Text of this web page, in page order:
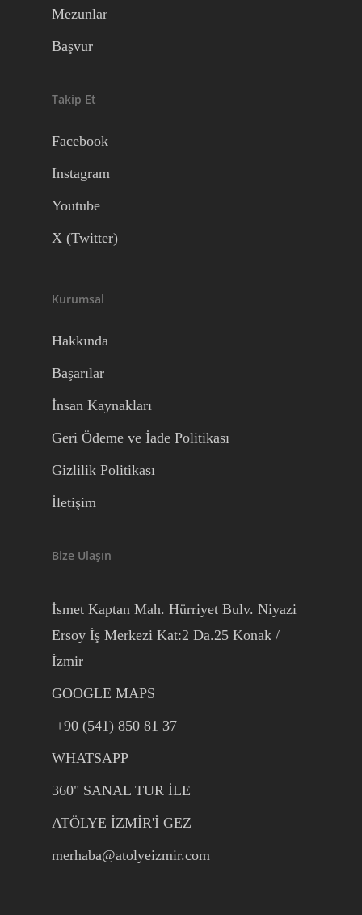
Mezunlar
Başvur
Takip Et
Facebook
Instagram
Youtube
X (Twitter)
Kurumsal
Hakkında
Başarılar
İnsan Kaynakları
Geri Ödeme ve İade Politikası
Gizlilik Politikası
İletişim
Bize Ulaşın
İsmet Kaptan Mah. Hürriyet Bulv. Niyazi
Ersoy İş Merkezi Kat:2 Da.25 Konak /
İzmir
GOOGLE MAPS
+90 (541) 850 81 37
WHATSAPP
360" SANAL TUR İLE
ATÖLYE İZMİR'İ GEZ
merhaba@atolyeizmir.com